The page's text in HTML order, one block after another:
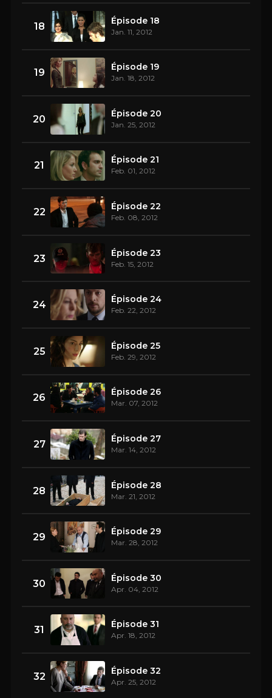
18 Épisode 18
Jan. 11, 2012
19 Épisode 19
Jan. 18, 2012
20 Épisode 20
Jan. 25, 2012
21 Épisode 21
Feb. 01, 2012
22 Épisode 22
Feb. 08, 2012
23 Épisode 23
Feb. 15, 2012
24 Épisode 24
Feb. 22, 2012
25 Épisode 25
Feb. 29, 2012
26 Épisode 26
Mar. 07, 2012
27 Épisode 27
Mar. 14, 2012
28 Épisode 28
Mar. 21, 2012
29 Épisode 29
Mar. 28, 2012
30 Épisode 30
Apr. 04, 2012
31 Épisode 31
Apr. 18, 2012
32 Épisode 32
Apr. 25, 2012